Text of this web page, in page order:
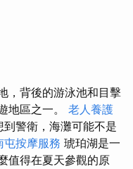
，背後的游泳池和目擊
地區之一。 老人養護
到警衛，海灘可能不是
屯按摩服務 琥珀湖是一
值得在夏天參觀的原